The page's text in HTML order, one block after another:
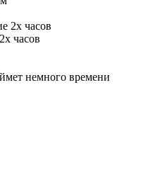
часов
немного времени